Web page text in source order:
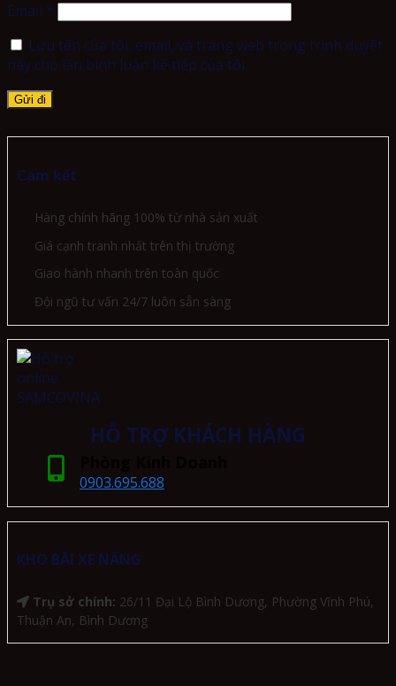
Email *
Lưu tên của tôi, email, và trang web trong trình duyệt
này cho lần bình luận kế tiếp của tôi.
Cam kết
Hàng chính hãng 100% từ nhà sản xuất
Giá cạnh tranh nhất trên thị trường
Giao hành nhanh trên toàn quốc
Đội ngũ tư vấn 24/7 luôn sẵn sàng
HỖ TRỢ KHÁCH HÀNG
0903.695.688
KHO BÃI XE NÂNG
Trụ sở chính: 26/11 Đại Lộ Bình Dương, Phường Vĩnh Phú,
Thuận An, Bình Dương